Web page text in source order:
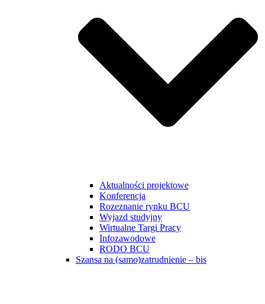
Aktualności projektowe
Konferencja
Rozeznanie rynku BCU
Wyjazd studyjny
Wirtualne Targi Pracy
Infozawodowe
RODO BCU
Szansa na (samo)zatrudnienie – bis